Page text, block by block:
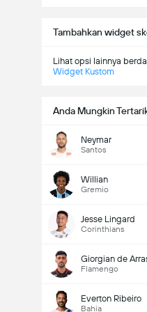
Tambahkan widget
Lihat opsi lainnya
Widget Kustom
Anda Mungkin
Neymar
Santos
Willian
Gremio
Jesse Lingard
Corinthians
Giorgian de
Flamengo
Everton Ribeiro
Bahia